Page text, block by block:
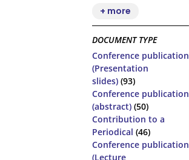
+ more
DOCUMENT TYPE
Conference publication
(Presentation
slides) (93)
Conference publication
(abstract) (50)
Contribution to a
Periodical (46)
Conference publication
(Lecture